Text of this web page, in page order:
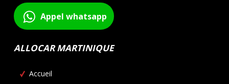
Appel whatsapp
ALLOCAR MARTINIQUE
Accueil